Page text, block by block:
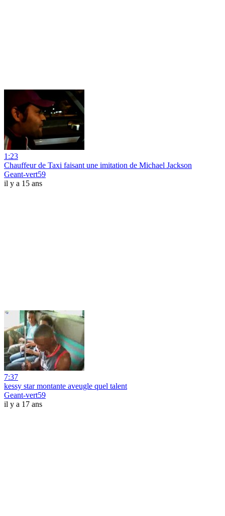
1:23
Chauffeur de Taxi faisant une imitation de Michael Jackson
Geant-vert59
il y a 15 ans
7:37
kessy star montante aveugle quel talent
Geant-vert59
il y a 17 ans